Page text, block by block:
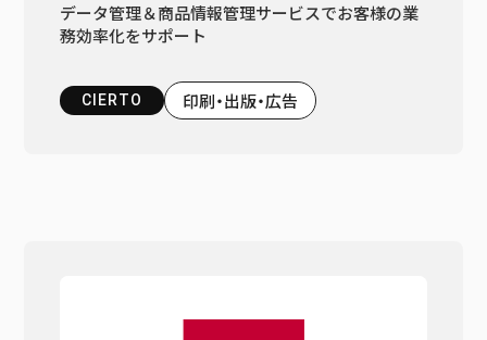
データ管理＆商品情報管理サービスでお客様の業
務効率化をサポート
CIERTO 印刷・出版・広告